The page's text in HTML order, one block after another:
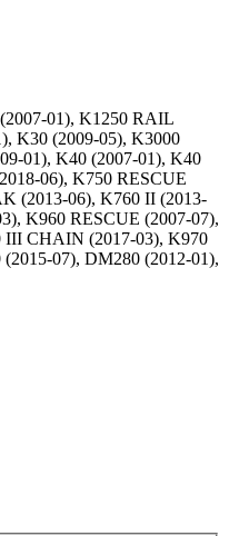
01), K1250 RAIL
K30 (2009-05), K3000
01), K40 (2007-01), K40
06), K750 RESCUE
(2013-06), K760 II (2013-
K960 RESCUE (2007-07),
III CHAIN (2017-03), K970
07), DM280 (2012-01),